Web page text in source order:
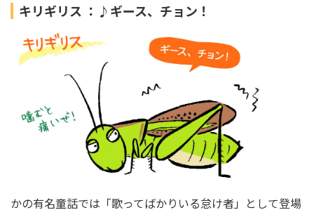
キリギリス ：♪ギース、チョン！
かの有名童話では「歌ってばかりいる怠け者」として登場